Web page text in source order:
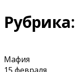
Рубрика:
Мафия